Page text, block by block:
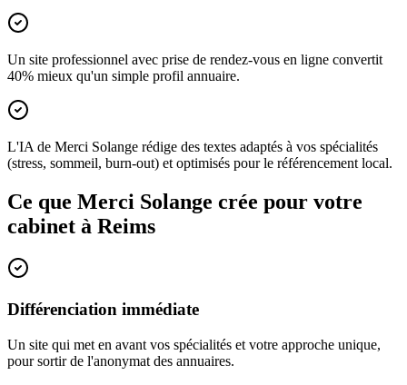
Un site professionnel avec prise de rendez-vous en ligne convertit
40% mieux qu'un simple profil annuaire.
L'IA de Merci Solange rédige des textes adaptés à vos spécialités
(stress, sommeil, burn-out) et optimisés pour le référencement local.
Ce que Merci Solange crée pour votre
cabinet à Reims
Différenciation immédiate
Un site qui met en avant vos spécialités et votre approche unique,
pour sortir de l'anonymat des annuaires.